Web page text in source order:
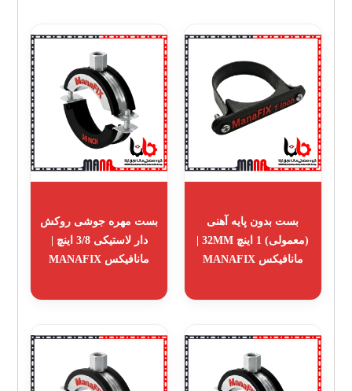
بست بدون پایه آهنی
(معمولی) 1 اینچ 32MM |
مانافیکس MANAFIX
بست مهره جوشی روکش
دار لاستیکی 3/8 اینچ |
مانافیکس MANAFIX